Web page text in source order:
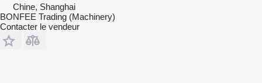
Chine, Shanghai
BONFEE Trading (Machinery)
Contacter le vendeur